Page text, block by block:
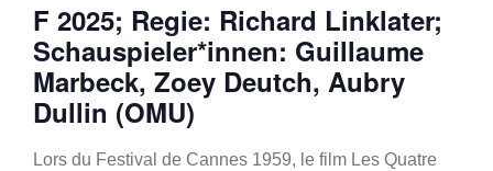
F 2025; Regie: Richard Linklater;
Schauspieler*innen: Guillaume
Marbeck, Zoey Deutch, Aubry
Dullin (OMU)
Lors du Festival de Cannes 1959, le film Les Quatre